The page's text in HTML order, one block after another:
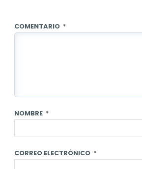
COMENTARIO *
NOMBRE *
CORREO ELECTRÓNICO *